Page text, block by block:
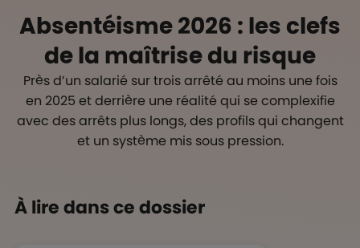
Absentéisme 2026 : les clefs
de la maîtrise du risque
Près d’un salarié sur trois arrêté au moins une fois
en 2025 et derrière une réalité qui se complexifie
avec des arrêts plus longs, des profils qui changent
et un système mis sous pression.
À lire dans ce dossier